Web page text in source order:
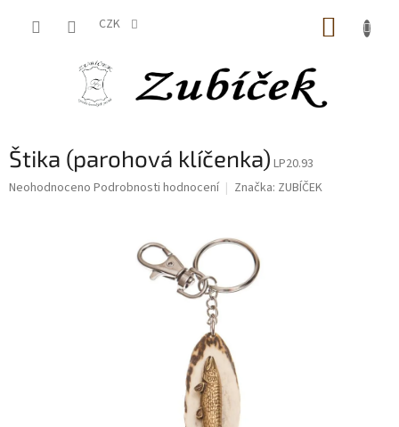
CZK
Štika (parohová klíčenka) LP20.93
Průměrné
Neohodnoceno Podrobnosti hodnocení Značka: ZUBÍČEK